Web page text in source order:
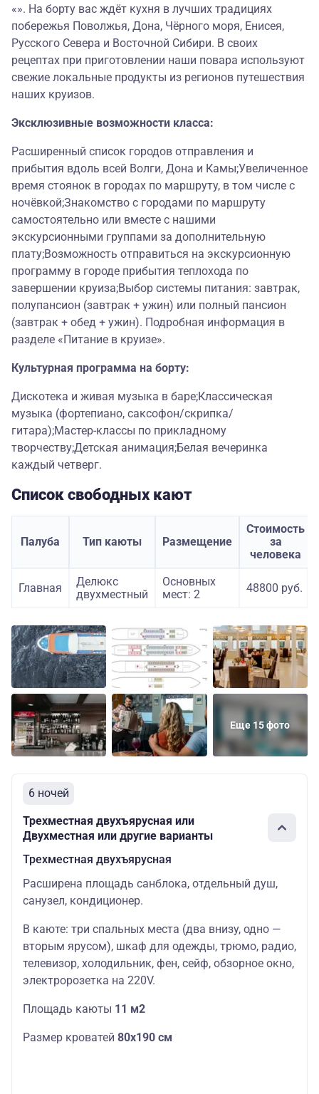
«». На борту вас ждёт кухня в лучших традициях
побережья Поволжья, Дона, Чёрного моря, Енисея,
Русского Севера и Восточной Сибири. В своих
рецептах при приготовлении наши повара используют
свежие локальные продукты из регионов путешествия
наших круизов.
Эксклюзивные возможности класса:
Расширенный список городов отправления и
прибытия вдоль всей Волги, Дона и Камы;Увеличенное
время стоянок в городах по маршруту, в том числе с
ночёвкой;Знакомство с городами по маршруту
самостоятельно или вместе с нашими
экскурсионными группами за дополнительную
плату;Возможность отправиться на экскурсионную
программу в городе прибытия теплохода по
завершении круиза;Выбор системы питания: завтрак,
полупансион (завтрак + ужин) или полный пансион
(завтрак + обед + ужин). Подробная информация в
разделе «Питание в круизе».
Культурная программа на борту:
Дискотека и живая музыка в баре;Классическая
музыка (фортепиано, саксофон/скрипка/
гитара);Мастер-классы по прикладному
творчеству;Детская анимация;Белая вечеринка
каждый четверг.
Список свободных кают
Палуба Тип каюты Размещение
Стоимость
за
человека
Главная
Делюкс
двухместный
Основных
мест: 2
48800 руб.
Еще 15 фото
6 ночей
Трехместная двухъярусная или
Двухместная или другие варианты
Трехместная двухъярусная
Расширена площадь санблока, отдельный душ,
санузел, кондиционер.
В каюте: три спальных места (два внизу, одно —
вторым ярусом), шкаф для одежды, трюмо, радио,
телевизор, холодильник, фен, сейф, обзорное окно,
электророзетка на 220V.
Площадь каюты 11 м2
Размер кроватей 80х190 см